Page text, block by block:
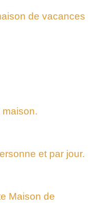
de vacances
maison.
et par jour.
Maison de